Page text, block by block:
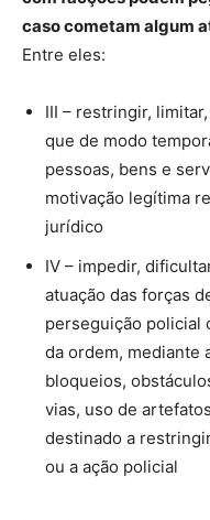
caso cometam algum
Entre eles:
III – restringir,
que de modo
pessoas, bens e
motivação legítima
jurídico
IV – impedir,
atuação das forças
perseguição policial
da ordem, mediante
bloqueios,
vias, uso de
destinado a
ou a ação policial